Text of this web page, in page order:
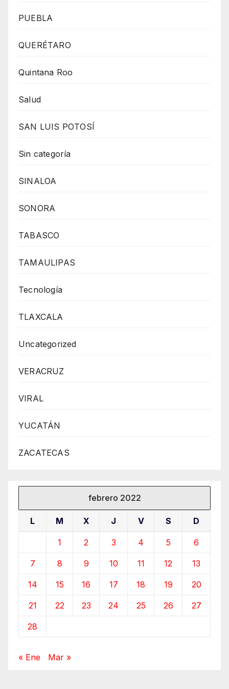
PUEBLA
QUERÉTARO
Quintana Roo
Salud
SAN LUIS POTOSÍ
Sin categoría
SINALOA
SONORA
TABASCO
TAMAULIPAS
Tecnología
TLAXCALA
Uncategorized
VERACRUZ
VIRAL
YUCATÁN
ZACATECAS
febrero 2022
L M X J V S D
1 2 3 4 5 6
7 8 9 10 11 12 13
14 15 16 17 18 19 20
21 22 23 24 25 26 27
28
« Ene Mar »